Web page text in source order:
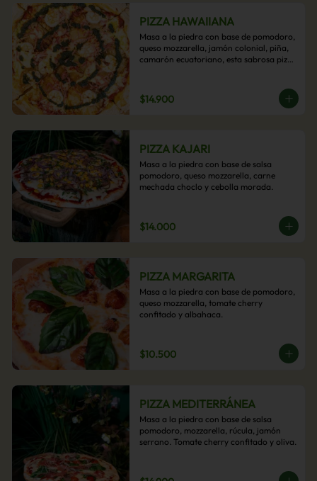
PIZZA HAWAIIANA
Masa a la piedra con base de pomodoro,
queso mozzarella, jamón colonial, piña,
camarón ecuatoriano, esta sabrosa pizza
$14.900
PIZZA KAJARI
Masa a la piedra con base de salsa
pomodoro, queso mozzarella, carne
mechada choclo y cebolla morada.
$14.000
PIZZA MARGARITA
Masa a la piedra con base de pomodoro,
queso mozzarella, tomate cherry
confitado y albahaca.
$10.500
PIZZA MEDITERRÁNEA
Masa a la piedra con base de salsa
pomodoro, mozzarella, rúcula, jamón
serrano. Tomate cherry confitado y oliva.